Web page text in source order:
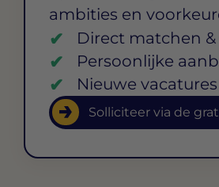
ambities en
Direct matchen
Persoonlijke
Nieuwe
Solliciteer via de